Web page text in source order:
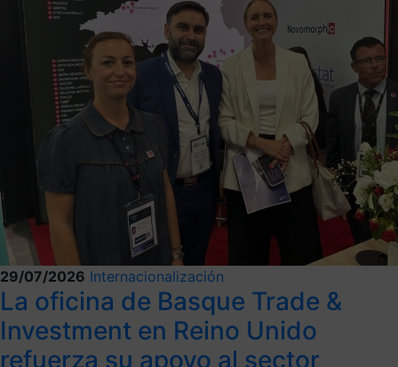
29/07/2026 Internacionalización
La oficina de Basque Trade &
Investment en Reino Unido
refuerza su apoyo al sector